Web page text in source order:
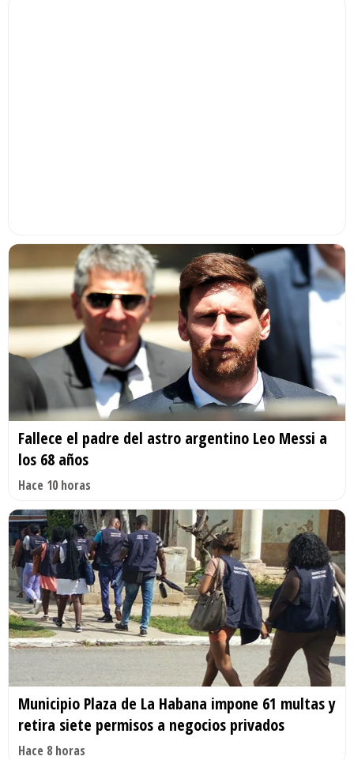
Fallece el padre del astro argentino Leo Messi a
los 68 años
Hace 10 horas
Municipio Plaza de La Habana impone 61 multas y
retira siete permisos a negocios privados
Hace 8 horas